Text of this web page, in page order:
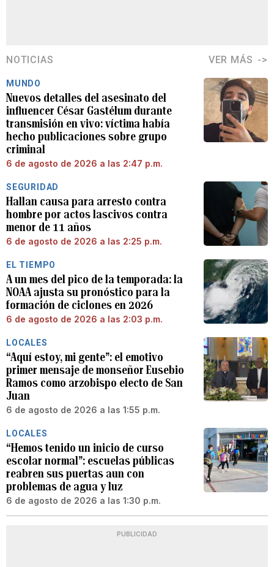
NOTICIAS VER MÁS
MUNDO
Nuevos detalles del asesinato del
influencer César Gastélum durante
transmisión en vivo: víctima había
hecho publicaciones sobre grupo
criminal
6 de agosto de 2026 a las 2:47 p.m.
SEGURIDAD
Hallan causa para arresto contra
hombre por actos lascivos contra
menor de 11 años
6 de agosto de 2026 a las 2:25 p.m.
EL TIEMPO
A un mes del pico de la temporada: la
NOAA ajusta su pronóstico para la
formación de ciclones en 2026
6 de agosto de 2026 a las 2:03 p.m.
LOCALES
“Aquí estoy, mi gente”: el emotivo
primer mensaje de monseñor Eusebio
Ramos como arzobispo electo de San
Juan
6 de agosto de 2026 a las 1:55 p.m.
LOCALES
“Hemos tenido un inicio de curso
escolar normal”: escuelas públicas
reabren sus puertas aun con
problemas de agua y luz
6 de agosto de 2026 a las 1:30 p.m.
PUBLICIDAD